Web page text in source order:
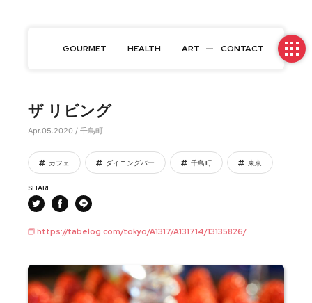
GOURMET HEALTH ART CONTACT
ザ リビング
Apr.05.2020 / 千鳥町
カフェ ダイニングバー 千鳥町 東京
SHARE
https://tabelog.com/tokyo/A1317/A131714/13135826/